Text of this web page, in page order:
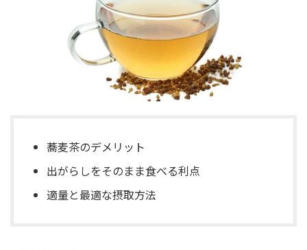
蕎麦茶のデメリット
出がらしをそのまま食べる利点
適量と最適な摂取方法